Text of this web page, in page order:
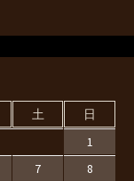
土
日
1
7
8